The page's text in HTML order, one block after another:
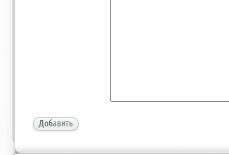
Добавить